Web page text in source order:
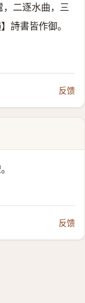
，二逐水曲，三
詩書皆作御。
反馈
反馈